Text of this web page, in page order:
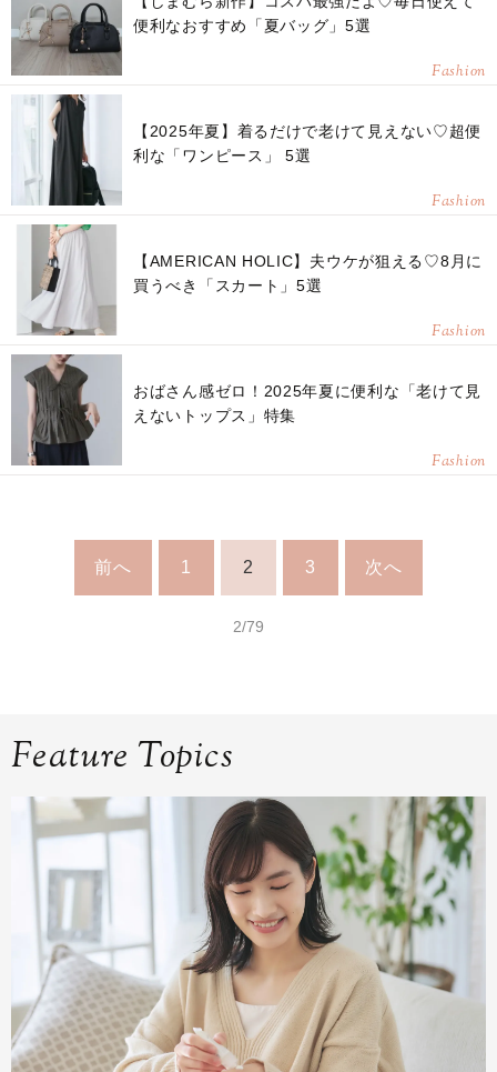
便利なおすすめ「夏バッグ」5選
Fashion
【2025年夏】着るだけで老けて見えない♡超便
利な「ワンピース」 5選
Fashion
【AMERICAN HOLIC】夫ウケが狙える♡8月に
買うべき「スカート」5選
Fashion
おばさん感ゼロ！2025年夏に便利な「老けて見
えないトップス」特集
Fashion
前へ 1 2 3 次へ
2/79
Feature Topics